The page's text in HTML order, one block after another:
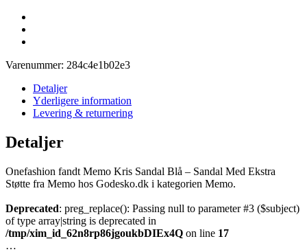
Varenummer: 284c4e1b02e3
Detaljer
Yderligere information
Levering & returnering
Detaljer
Onefashion fandt Memo Kris Sandal Blå – Sandal Med Ekstra
Støtte fra Memo hos Godesko.dk i kategorien Memo.
Deprecated: preg_replace(): Passing null to parameter #3 ($subject)
of type array|string is deprecated in
/tmp/xim_id_62n8rp86jgoukbDIEx4Q on line 17
…